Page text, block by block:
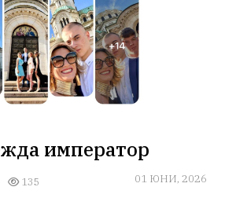
император
135 01 ЮНИ, 2026